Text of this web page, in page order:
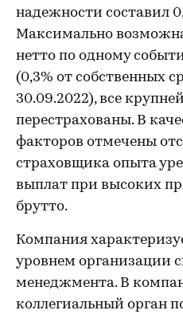
надежности составил
Максимально
нетто по одному
(0,3% от собственных
30.09.2022), все
перестрахованы. В
факторов отмечены
страховщика опыта
выплат при высоких
брутто.
Компания
уровнем организации
менеджмента. В
коллегиальный орган